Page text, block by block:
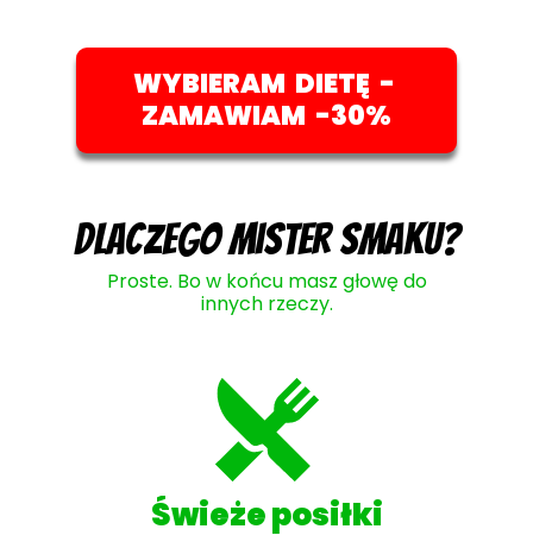
WYBIERAM DIETĘ -
ZAMAWIAM -30%
Świeże posiłki
Proste. Bo w końcu masz głowę do
innych rzeczy.
Dlaczego Mister Smaku?